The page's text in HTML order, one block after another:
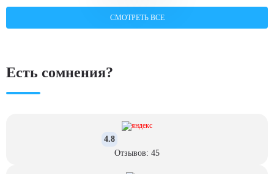
СМОТРЕТЬ ВСЕ
Есть сомнения?
4.8
Отзывов: 45